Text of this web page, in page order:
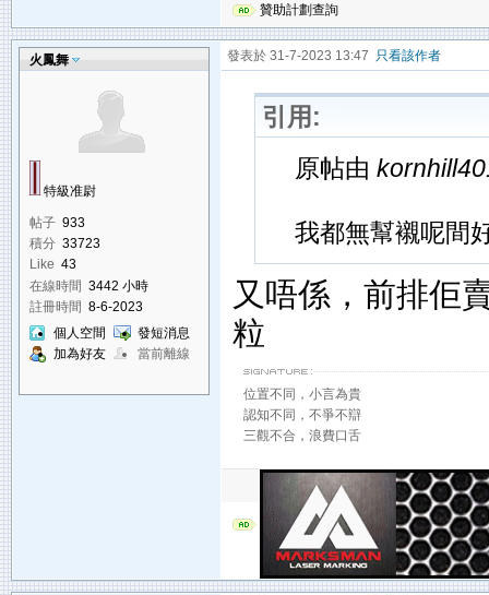
贊助計劃查詢
火鳳舞
特級准尉
帖子 933
積分 33723
Like 43
在線時間 3442 小時
註冊時間 8-6-2023
個人空間
發短消息
加為好友
當前離線
發表於 31-7-2023 13:47 只看該作者
引用:
原帖由
我都無幫襯呢間
又唔係，前排佢
粒
位置不同，小言為貴
認知不同，不爭不辯
三觀不合，浪費口舌